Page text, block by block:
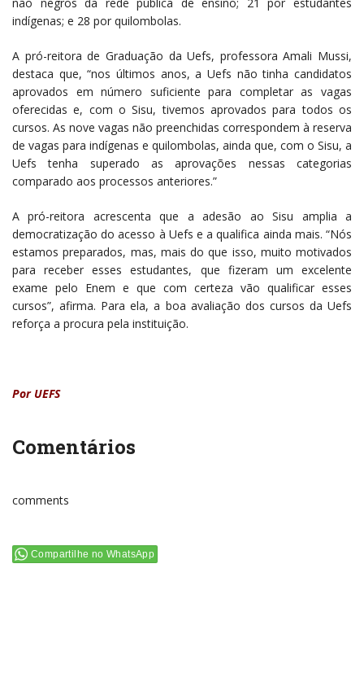
não negros da rede pública de ensino; 21 por estudantes
indígenas; e 28 por quilombolas.
A pró-reitora de Graduação da Uefs, professora Amali Mussi,
destaca que, “nos últimos anos, a Uefs não tinha candidatos
aprovados em número suficiente para completar as vagas
oferecidas e, com o Sisu, tivemos aprovados para todos os
cursos. As nove vagas não preenchidas correspondem à reserva
de vagas para indígenas e quilombolas, ainda que, com o Sisu, a
Uefs tenha superado as aprovações nessas categorias
comparado aos processos anteriores.”
A pró-reitora acrescenta que a adesão ao Sisu amplia a
democratização do acesso à Uefs e a qualifica ainda mais. “Nós
estamos preparados, mas, mais do que isso, muito motivados
para receber esses estudantes, que fizeram um excelente
exame pelo Enem e que com certeza vão qualificar esses
cursos”, afirma. Para ela, a boa avaliação dos cursos da Uefs
reforça a procura pela instituição.
Por UEFS
Comentários
comments
Compartilhe no WhatsApp